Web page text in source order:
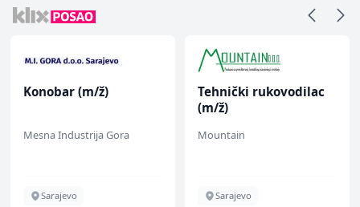
Konobar (m/ž)
Mesna Industrija Gora
Sarajevo
Tehnički rukovodilac
(m/ž)
Mountain
Sarajevo